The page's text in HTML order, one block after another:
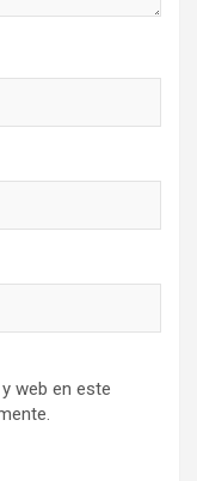
web en este